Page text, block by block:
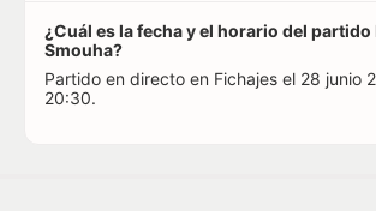
¿Cuál es la fecha y el horario del
Smouha?
Partido en directo en Fichajes el 28 junio
20:30.